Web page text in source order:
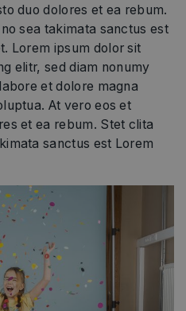
duo dolores et ea rebum.
sea takimata sanctus est
Lorem ipsum dolor sit
elitr, sed diam nonumy
et dolore magna
At vero eos et
et ea rebum. Stet clita
sanctus est Lorem